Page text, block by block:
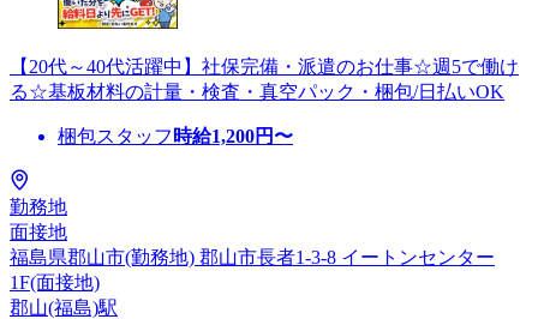
【20代～40代活躍中】社保完備・派遣のお仕事☆週5で働け
る☆基板材料の計量・検査・真空パック・梱包/日払いOK
梱包スタッフ 時給1,200円〜
勤務地
面接地
福島県郡山市(勤務地) 郡山市長者1-3-8 イートンセンター
1F(面接地)
郡山(福島)駅